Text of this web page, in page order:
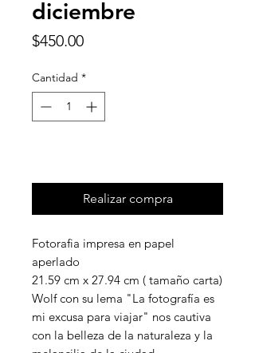
diciembre
$450.00Precio
Cantidad *
Realizar compra
Fotorafia impresa en papel
aperlado
21.59 cm x 27.94 cm ( tamaño carta)
Wolf con su lema "La fotografía es
mi excusa para viajar" nos cautiva
con la belleza de la naturaleza y la